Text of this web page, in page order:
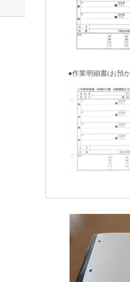
●作業明細書(お預